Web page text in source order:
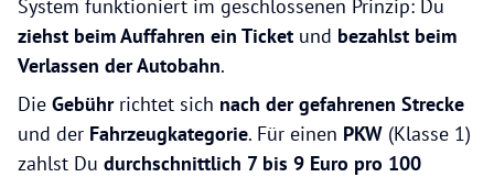
System funktioniert im geschlossenen Prinzip: Du
ziehst beim Auffahren ein Ticket und bezahlst beim
Verlassen der Autobahn.
Die Gebührrichtet sich nach der gefahrenen Strecke
und der Fahrzeugkategorie. Für einen PKW (Klasse 1)
zahlst Du durchschnittlich 7 bis 9 Euro pro 100